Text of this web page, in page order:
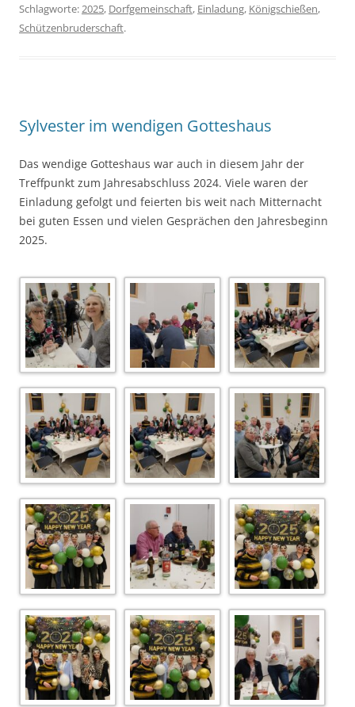
Schlagworte:2025, Dorfgemeinschaft, Einladung, Königschießen,
Schützenbruderschaft.
Sylvester im wendigen Gotteshaus
Das wendige Gotteshaus war auch in diesem Jahr der
Treffpunkt zum Jahresabschluss 2024. Viele waren der
Einladung gefolgt und feierten bis weit nach Mitternacht
bei guten Essen und vielen Gesprächen den Jahresbeginn
2025.